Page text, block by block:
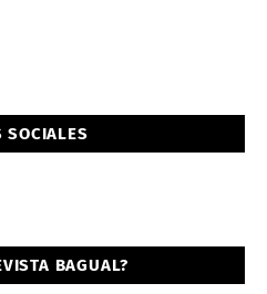
SOCIALES
BAGUAL?